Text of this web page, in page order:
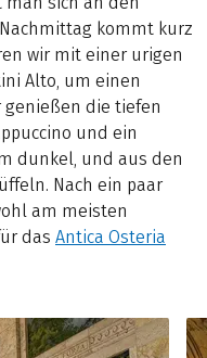
kommt kurz
wir mit einer urigen
Alto, um einen
genießen die tiefen
und ein
dunkel, und aus den
Nach ein paar
am meisten
das Antica Osteria